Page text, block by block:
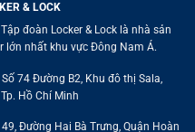
& LOCK
đoàn Locker & Lock là nhà sản
lớn nhất khu vực Đông Nam Á.
74 Đường B2, Khu đô thị Sala,
Hồ Chí Minh
Đường Hai Bà Trưng, Quận Hoàn